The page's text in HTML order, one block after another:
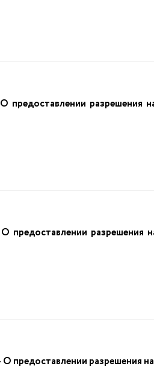
разрешения на
разрешения на
разрешения на